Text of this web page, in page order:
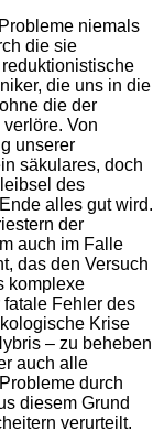
niemals
die sie
die uns in die
die der
Von
unserer
säkulares, doch
des
alles gut wird.
der
auch im Falle
das den Versuch
komplexe
Fehler des
Krise
– zu beheben
auch alle
durch
diesem Grund
verurteilt.